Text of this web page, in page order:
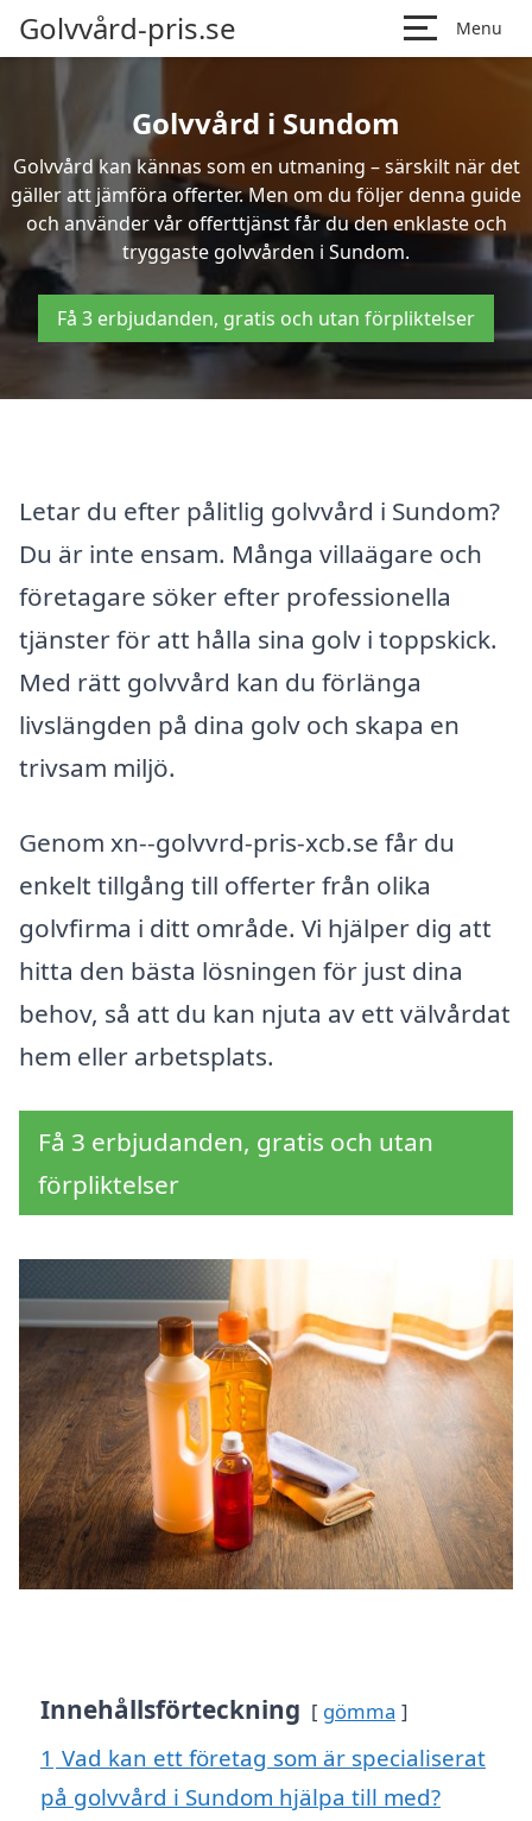
Golvvård-pris.se Menu
Golvvård i Sundom
Golvvård kan kännas som en utmaning – särskilt när det
gäller att jämföra offerter. Men om du följer denna guide
och använder vår offerttjänst får du den enklaste och
tryggaste golvvården i Sundom.
Få 3 erbjudanden, gratis och utan förpliktelser
Letar du efter pålitlig golvvård i Sundom?
Du är inte ensam. Många villaägare och
företagare söker efter professionella
tjänster för att hålla sina golv i toppskick.
Med rätt golvvård kan du förlänga
livslängden på dina golv och skapa en
trivsam miljö.
Genom xn--golvvrd-pris-xcb.se får du
enkelt tillgång till offerter från olika
golvfirma i ditt område. Vi hjälper dig att
hitta den bästa lösningen för just dina
behov, så att du kan njuta av ett välvårdat
hem eller arbetsplats.
Få 3 erbjudanden, gratis och utan
förpliktelser
Innehållsförteckning gömma
1 Vad kan ett företag som är specialiserat
på golvvård i Sundom hjälpa till med?